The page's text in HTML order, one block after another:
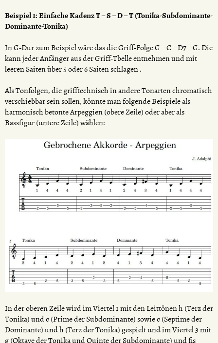
Beispiel 1: Einfache Kadenz T – S – D – T (Tonika-Subdominante-
Dominante-Tonika)
In G-Dur zum Beispiel wäre das die Griff-Folge G – C – D7 – G. Die
kann jeder Anfänger aus der Griff-Tbelle entnehmen und mit
leeren Saiten über 5 oder 6 Saiten schlagen .
Als Tonfolgen, die grifftechnisch in andere Tonarten chromatisch
verschiebbar sein sollen, könnte man folgende Beispiele als
harmonisch betonte Arpeggien (obere Zeile) oder aber als
Bassfigur (untere Zeile) wählen:
In der oberen Zeile wird im Viertel 1 mit den Leittönen h (Terz der
Tonika) und c (Prime der Subdominante) sowie c (Septime der
Dominante) und h (Terz der Tonika) gespielt und im Viertel 3 mit
g (Oktave der Tonika und Quinte der Subdominante) und fis